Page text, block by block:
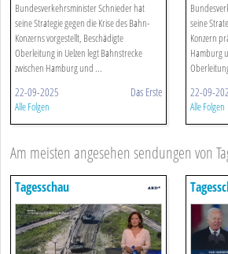
Bundesverkehrsminister Schnieder hat
seine Strategie gegen die Krise des Bahn-
Konzerns vorgestellt, Beschädigte
Oberleitung in Uelzen legt Bahnstrecke
zwischen Hamburg und ...
22-09-2025 Das Erste
Alle Folgen
seine
Konzern
Hamburg
22-09-
Alle Folgen
Am meisten angesehen sendungen von
Tagesschau